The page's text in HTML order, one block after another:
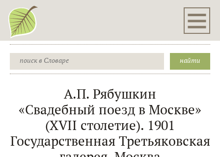
А.П. Рябушкин
«Свадебный поезд в Москве»
(XVII столетие). 1901
Государственная Третьяковская